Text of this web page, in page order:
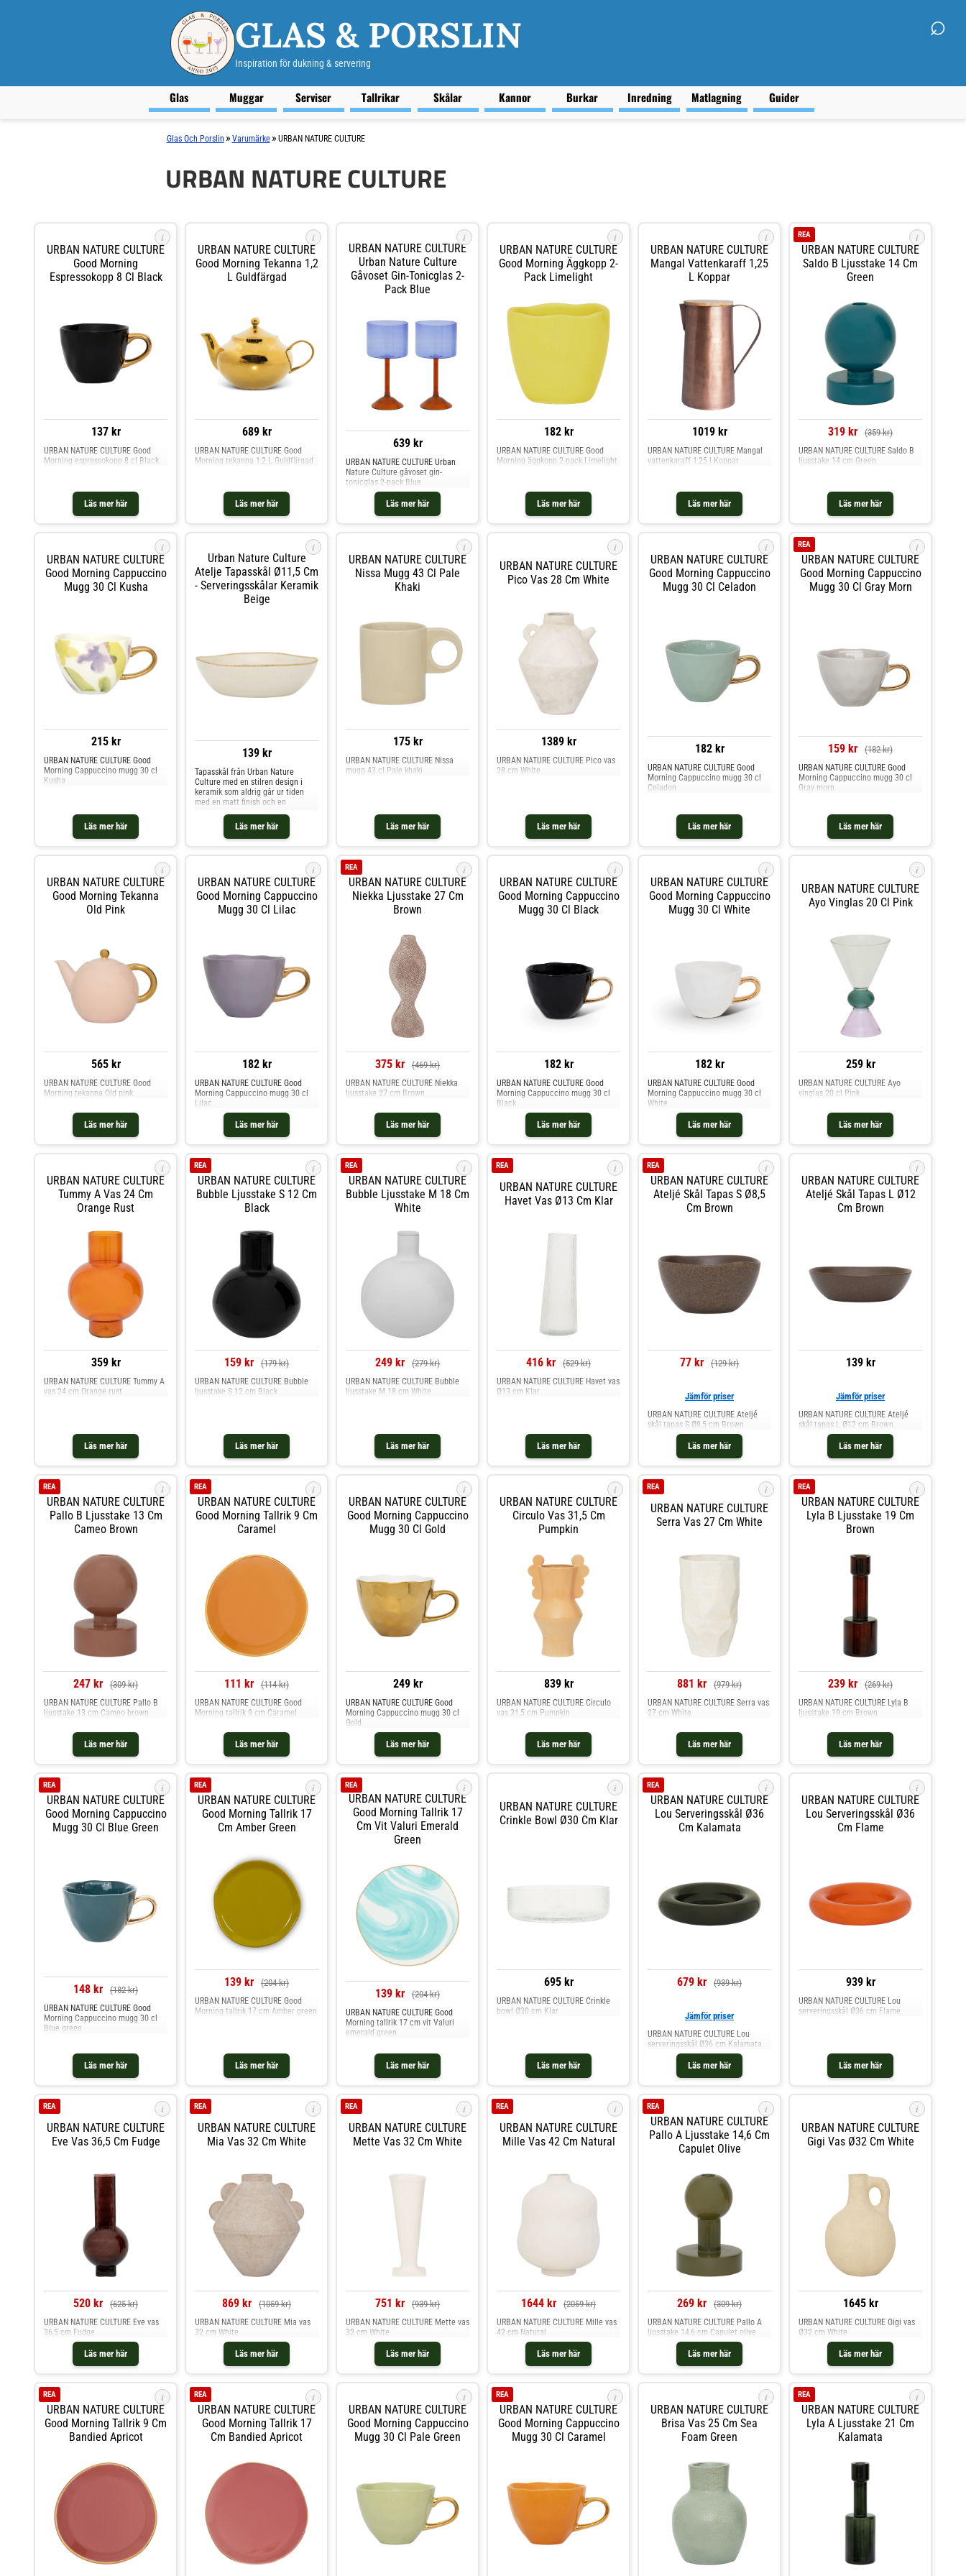
GLAS & PORSLIN
Inspiration för dukning & servering
⌕
Glas Muggar Serviser Tallrikar Skålar Kannor Burkar Inredning Matlagning Guider
Glas Och Porslin » Varumärke » URBAN NATURE CULTURE
URBAN NATURE CULTURE
i
URBAN NATURE CULTURE
Good Morning
Espressokopp 8 Cl Black
137 kr
Läs mer här
URBAN NATURE CULTURE Good
Morning espressokopp 8 cl Black
i
URBAN NATURE CULTURE
Good Morning Tekanna 1,2
L Guldfärgad
689 kr
Läs mer här
URBAN NATURE CULTURE Good
Morning tekanna 1,2 L Guldfärgad
i
URBAN NATURE CULTURE
Urban Nature Culture
Gåvoset Gin-Tonicglas 2-
Pack Blue
639 kr
Läs mer här
URBAN NATURE CULTURE Urban
Nature Culture gåvoset gin-
tonicglas 2-pack Blue
i
URBAN NATURE CULTURE
Good Morning Äggkopp 2-
Pack Limelight
182 kr
Läs mer här
URBAN NATURE CULTURE Good
Morning äggkopp 2-pack Limelight
i
URBAN NATURE CULTURE
Mangal Vattenkaraff 1,25
L Koppar
1019 kr
Läs mer här
URBAN NATURE CULTURE Mangal
vattenkaraff 1,25 l Koppar
i
URBAN NATURE CULTURE
Saldo B Ljusstake 14 Cm
Green
REA
319 kr (359 kr)
Läs mer här
URBAN NATURE CULTURE Saldo B
ljusstake 14 cm Green
i
URBAN NATURE CULTURE
Good Morning Cappuccino
Mugg 30 Cl Kusha
215 kr
Läs mer här
URBAN NATURE CULTURE Good
Morning Cappuccino mugg 30 cl
Kusha
i
Urban Nature Culture
Atelje Tapasskål Ø11,5 Cm
- Serveringsskålar Keramik
Beige
139 kr
Läs mer här
Tapasskål från Urban Nature
Culture med en stilren design i
keramik som aldrig går ur tiden
med en matt finish och en
hemtrevlig känsla perfekt både till
vardags och finare tillfällen.
Kombinera med andra delar i
serien och skapa din personliga
Nature Culture- Ø11,5 cm.- Gjord av
Tapasskålen finns i 2 olika färger.-
Från serien Ateljé. Shoppa
Serveringsskålar och mer Skålar &
Uppläggningsfat hos Royal Design.
i
URBAN NATURE CULTURE
Nissa Mugg 43 Cl Pale
Khaki
175 kr
Läs mer här
URBAN NATURE CULTURE Nissa
mugg 43 cl Pale khaki
i
URBAN NATURE CULTURE
Pico Vas 28 Cm White
1389 kr
Läs mer här
URBAN NATURE CULTURE Pico vas
28 cm White
i
URBAN NATURE CULTURE
Good Morning Cappuccino
Mugg 30 Cl Celadon
182 kr
Läs mer här
URBAN NATURE CULTURE Good
Morning Cappuccino mugg 30 cl
Celadon
i
URBAN NATURE CULTURE
Good Morning Cappuccino
Mugg 30 Cl Gray Morn
REA
159 kr (182 kr)
Läs mer här
URBAN NATURE CULTURE Good
Morning Cappuccino mugg 30 cl
Gray morn
i
URBAN NATURE CULTURE
Good Morning Tekanna
Old Pink
565 kr
Läs mer här
URBAN NATURE CULTURE Good
Morning tekanna Old pink
i
URBAN NATURE CULTURE
Good Morning Cappuccino
Mugg 30 Cl Lilac
182 kr
Läs mer här
URBAN NATURE CULTURE Good
Morning Cappuccino mugg 30 cl
Lilac
i
URBAN NATURE CULTURE
Niekka Ljusstake 27 Cm
Brown
REA
375 kr (469 kr)
Läs mer här
URBAN NATURE CULTURE Niekka
ljusstake 27 cm Brown
i
URBAN NATURE CULTURE
Good Morning Cappuccino
Mugg 30 Cl Black
182 kr
Läs mer här
URBAN NATURE CULTURE Good
Morning Cappuccino mugg 30 cl
Black
i
URBAN NATURE CULTURE
Good Morning Cappuccino
Mugg 30 Cl White
182 kr
Läs mer här
URBAN NATURE CULTURE Good
Morning Cappuccino mugg 30 cl
White
i
URBAN NATURE CULTURE
Ayo Vinglas 20 Cl Pink
259 kr
Läs mer här
URBAN NATURE CULTURE Ayo
vinglas 20 cl Pink
i
URBAN NATURE CULTURE
Tummy A Vas 24 Cm
Orange Rust
359 kr
Läs mer här
URBAN NATURE CULTURE Tummy A
vas 24 cm Orange rust
i
URBAN NATURE CULTURE
Bubble Ljusstake S 12 Cm
Black
REA
159 kr (179 kr)
Läs mer här
URBAN NATURE CULTURE Bubble
ljusstake S 12 cm Black
i
URBAN NATURE CULTURE
Bubble Ljusstake M 18 Cm
White
REA
249 kr (279 kr)
Läs mer här
URBAN NATURE CULTURE Bubble
ljusstake M 18 cm White
i
URBAN NATURE CULTURE
Havet Vas Ø13 Cm Klar
REA
416 kr (529 kr)
Läs mer här
URBAN NATURE CULTURE Havet vas
Ø13 cm Klar
i
URBAN NATURE CULTURE
Ateljé Skål Tapas S Ø8,5
Cm Brown
REA
77 kr (129 kr)
Läs mer här
Jämför priser
URBAN NATURE CULTURE Ateljé
skål tapas S Ø8,5 cm Brown
i
URBAN NATURE CULTURE
Ateljé Skål Tapas L Ø12
Cm Brown
139 kr
Läs mer här
Jämför priser
URBAN NATURE CULTURE Ateljé
skål tapas L Ø12 cm Brown
i
URBAN NATURE CULTURE
Pallo B Ljusstake 13 Cm
Cameo Brown
REA
247 kr (309 kr)
Läs mer här
URBAN NATURE CULTURE Pallo B
ljusstake 13 cm Cameo brown
i
URBAN NATURE CULTURE
Good Morning Tallrik 9 Cm
Caramel
REA
111 kr (114 kr)
Läs mer här
URBAN NATURE CULTURE Good
Morning tallrik 9 cm Caramel
i
URBAN NATURE CULTURE
Good Morning Cappuccino
Mugg 30 Cl Gold
249 kr
Läs mer här
URBAN NATURE CULTURE Good
Morning Cappuccino mugg 30 cl
Gold
i
URBAN NATURE CULTURE
Circulo Vas 31,5 Cm
Pumpkin
839 kr
Läs mer här
URBAN NATURE CULTURE Circulo
vas 31,5 cm Pumpkin
i
URBAN NATURE CULTURE
Serra Vas 27 Cm White
REA
881 kr (979 kr)
Läs mer här
URBAN NATURE CULTURE Serra vas
27 cm White
i
URBAN NATURE CULTURE
Lyla B Ljusstake 19 Cm
Brown
REA
239 kr (269 kr)
Läs mer här
URBAN NATURE CULTURE Lyla B
ljusstake 19 cm Brown
i
URBAN NATURE CULTURE
Good Morning Cappuccino
Mugg 30 Cl Blue Green
REA
148 kr (182 kr)
Läs mer här
URBAN NATURE CULTURE Good
Morning Cappuccino mugg 30 cl
Blue green
i
URBAN NATURE CULTURE
Good Morning Tallrik 17
Cm Amber Green
REA
139 kr (204 kr)
Läs mer här
URBAN NATURE CULTURE Good
Morning tallrik 17 cm Amber green
i
URBAN NATURE CULTURE
Good Morning Tallrik 17
Cm Vit Valuri Emerald
Green
REA
139 kr (204 kr)
Läs mer här
URBAN NATURE CULTURE Good
Morning tallrik 17 cm vit Valuri
emerald green
i
URBAN NATURE CULTURE
Crinkle Bowl Ø30 Cm Klar
695 kr
Läs mer här
URBAN NATURE CULTURE Crinkle
bowl Ø30 cm Klar
i
URBAN NATURE CULTURE
Lou Serveringsskål Ø36
Cm Kalamata
REA
679 kr (939 kr)
Läs mer här
Jämför priser
URBAN NATURE CULTURE Lou
serveringsskål Ø36 cm Kalamata
i
URBAN NATURE CULTURE
Lou Serveringsskål Ø36
Cm Flame
939 kr
Läs mer här
URBAN NATURE CULTURE Lou
serveringsskål Ø36 cm Flame
i
URBAN NATURE CULTURE
Eve Vas 36,5 Cm Fudge
REA
520 kr (625 kr)
Läs mer här
URBAN NATURE CULTURE Eve vas
36,5 cm Fudge
i
URBAN NATURE CULTURE
Mia Vas 32 Cm White
REA
869 kr (1059 kr)
Läs mer här
URBAN NATURE CULTURE Mia vas
32 cm White
i
URBAN NATURE CULTURE
Mette Vas 32 Cm White
REA
751 kr (939 kr)
Läs mer här
URBAN NATURE CULTURE Mette vas
32 cm White
i
URBAN NATURE CULTURE
Mille Vas 42 Cm Natural
REA
1644 kr (2059 kr)
Läs mer här
URBAN NATURE CULTURE Mille vas
42 cm Natural
i
URBAN NATURE CULTURE
Pallo A Ljusstake 14,6 Cm
Capulet Olive
REA
269 kr (309 kr)
Läs mer här
URBAN NATURE CULTURE Pallo A
ljusstake 14,6 cm Capulet olive
i
URBAN NATURE CULTURE
Gigi Vas Ø32 Cm White
1645 kr
Läs mer här
URBAN NATURE CULTURE Gigi vas
Ø32 cm White
i
URBAN NATURE CULTURE
Good Morning Tallrik 9 Cm
Bandied Apricot
REA i
URBAN NATURE CULTURE
Good Morning Tallrik 17
Cm Bandied Apricot
REA i
URBAN NATURE CULTURE
Good Morning Cappuccino
Mugg 30 Cl Pale Green
i
URBAN NATURE CULTURE
Good Morning Cappuccino
Mugg 30 Cl Caramel
REA i
URBAN NATURE CULTURE
Brisa Vas 25 Cm Sea
Foam Green
i
URBAN NATURE CULTURE
Lyla A Ljusstake 21 Cm
Kalamata
REA